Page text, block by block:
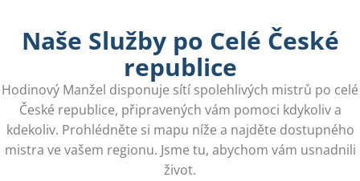
Naše Služby po Celé České
republice
Hodinový Manžel disponuje sítí spolehlivých mistrů po celé
České republice, připravených vám pomoci kdykoliv a
kdekoliv. Prohlédněte si mapu níže a najděte dostupného
mistra ve vašem regionu. Jsme tu, abychom vám usnadnili
život.